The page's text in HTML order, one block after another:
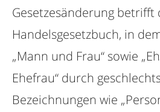
Gesetzesänderung betrifft
Handelsgesetzbuch, in
„Mann und Frau“ sowie
Ehefrau“ durch
Bezeichnungen wie